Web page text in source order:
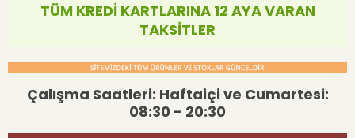
TÜM KREDİ KARTLARINA 12 AYA VARAN
TAKSİTLER
Çalışma Saatleri: Haftaiçi ve Cumartesi:
08:30 - 20:30